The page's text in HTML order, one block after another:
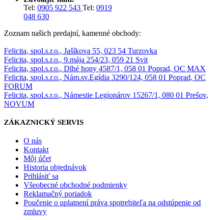
Tel: 0905 922 543 Tel: 0919
048 630
Zoznam našich predajní, kamenné obchody:
Felicita, spol.s.r.o., Jašíkova 55, 023 54 Turzovka
Felicita, spol.s.r.o., 9.mája 254/23, 059 21 Svit
Felicita, spol.s.r.o., Dlhé hony 4587/1, 058 01 Poprad, OC MAX
Felicita, spol.s.r.o., Nám.sv.Egídia 3290/124, 058 01 Poprad, OC
FORUM
Felicita, spol.s.r.o., Námestie Legionárov 15267/1, 080 01 Prešov,
NOVUM
ZÁKAZNICKÝ SERVIS
O nás
Kontakt
Môj účet
Historia objednávok
Prihlásiť sa
Všeobecné obchodné podmienky
Reklamačný poriadok
Poučenie o uplatnení práva spotrebiteľa na odstúpenie od
zmluvy